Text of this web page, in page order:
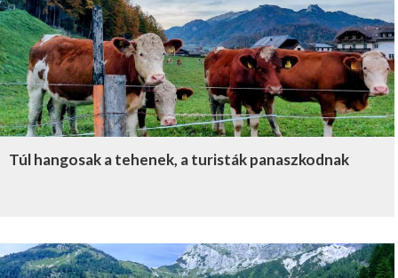
Túl hangosak a tehenek, a turisták panaszkodnak